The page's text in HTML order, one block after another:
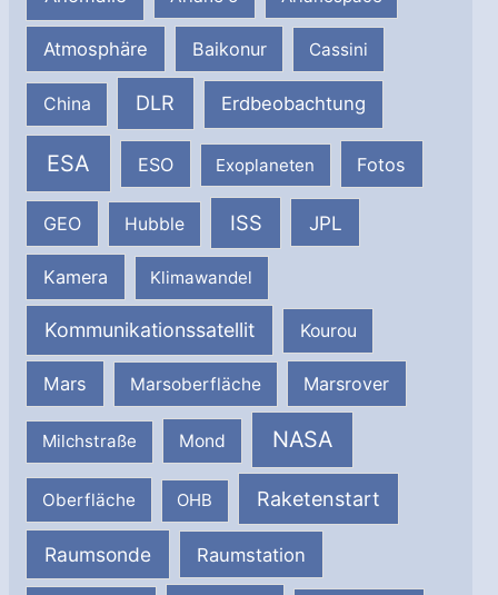
Atmosphäre Baikonur Cassini
China DLR Erdbeobachtung
ESA ESO Exoplaneten Fotos
GEO Hubble ISS JPL
Kamera Klimawandel
Kommunikationssatellit Kourou
Mars Marsoberfläche Marsrover
Milchstraße Mond NASA
Oberfläche OHB Raketenstart
Raumsonde Raumstation